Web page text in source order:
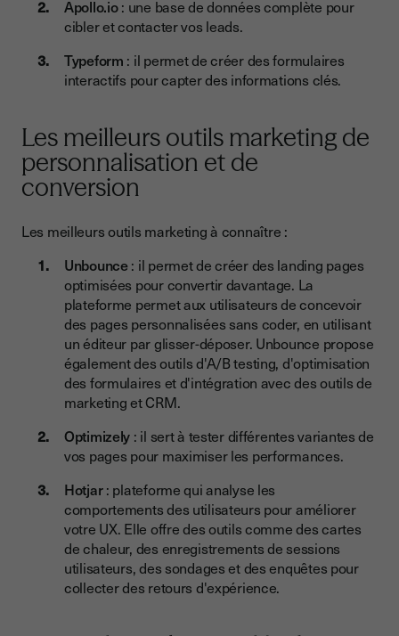
Apollo.io: une base de données complète pour
cibler et contacter vos leads.
Typeform : il permet de créer des formulaires
interactifs pour capter des informations clés.
Les meilleurs outils marketing de
personnalisation et de
conversion
Les meilleurs outils marketing à connaître :
Unbounce: il permet de créer des landing pages
optimisées pour convertir davantage. La
plateforme permet aux utilisateurs de concevoir
des pages personnalisées sans coder, en utilisant
un éditeur par glisser-déposer. Unbounce propose
également des outils d'A/B testing, d'optimisation
des formulaires et d'intégration avec des outils de
marketing et CRM.
Optimizely : il sert à tester différentes variantes de
vos pages pour maximiser les performances.
Hotjar: plateforme qui analyse les
comportements des utilisateurs pour améliorer
votre UX. Elle offre des outils comme des cartes
de chaleur, des enregistrements de sessions
utilisateurs, des sondages et des enquêtes pour
collecter des retours d'expérience.